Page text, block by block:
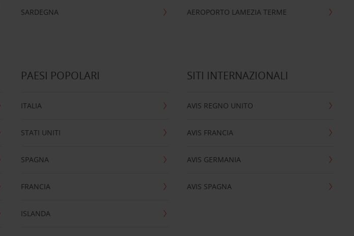
SARDEGNA AEROPORTO LAMEZIA TERME
PAESI POPOLARI
ITALIA
STATI UNITI
SPAGNA
FRANCIA
ISLANDA
SITI INTERNAZIONALI
AVIS REGNO UNITO
AVIS FRANCIA
AVIS GERMANIA
AVIS SPAGNA